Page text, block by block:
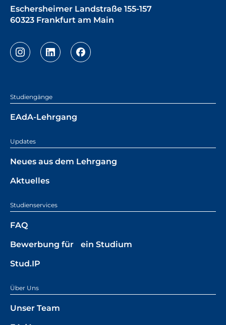
Eschersheimer Landstraße 155-157
60323 Frankfurt am Main
Studiengänge
EAdA-Lehrgang
Updates
Neues aus dem Lehrgang
Aktuelles
Studienservices
FAQ
Bewerbung für ein Studium
Stud.IP
Über Uns
Unser Team